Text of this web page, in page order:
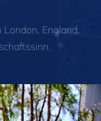
England,